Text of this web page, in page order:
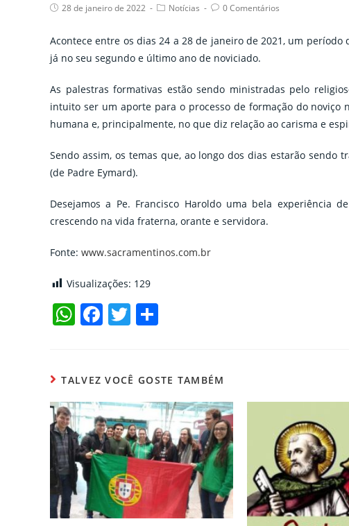
Post28 de janeiro de 2022
PostNotícias
Post0 Comentários
Acontece entre os dias 24 a 28 de janeiro de 2021, um
já no seu segundo e último ano de noviciado.
As palestras formativas estão sendo ministradas pelo
intuito ser um aporte para o processo de formação do
humana e, principalmente, no que diz relação ao carisma e
Sendo assim, os temas que, ao longo dos dias estarão sendo
(de Padre Eymard).
Desejamos a Pe. Francisco Haroldo uma bela experiência
crescendo na vida fraterna, orante e servidora.
Fonte: www.sacramentinos.com.br
Visualizações: 129
W
s
A
p
p
F
e
b
o
o
k
T
er p
ar
til
h
ar
TALVEZ VOCÊ GOSTE TAMBÉM